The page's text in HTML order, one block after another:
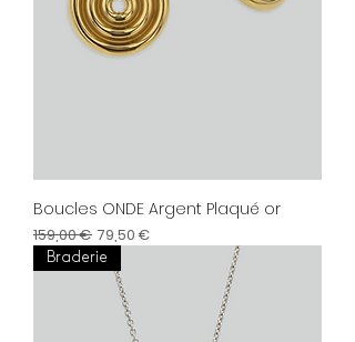
Boucles ONDE Argent Plaqué or
Prix original
159,00 € Prix promotionnel
79,50 €
Braderie